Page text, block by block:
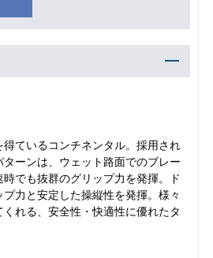
得ているコンチネンタル。採用され
ーンは、ウェット路面でのブレー
でも抜群のグリップ力を発揮。ド
力と安定した操縦性を発揮。様々
れる、安全性・快適性に優れたタ